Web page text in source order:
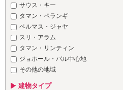
サウス・キー
タマン・ペランギ
ペルマス・ジャヤ
スリ・アラム
タマン・リンティン
ジョホール・バル中心地
その他の地域
建物タイプ